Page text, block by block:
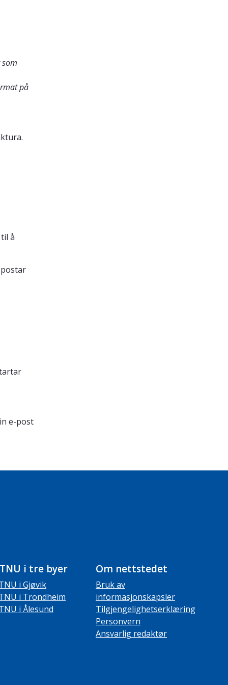
på
å
e-post
i tre byer
i Gjøvik
i Trondheim
i Ålesund
Om nettstedet
Bruk av
informasjonskapsler
Tilgjengelighetserklæring
Personvern
Ansvarlig redaktør